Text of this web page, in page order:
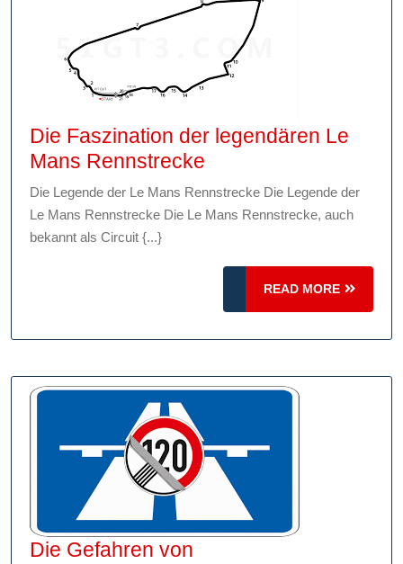
Die Faszination der legendären Le
Mans Rennstrecke
Faszination
der
Le
Rennstrecke
Die Legende der Le Mans Rennstrecke Die Legende der
Le Mans Rennstrecke Die Le Mans Rennstrecke, auch
bekannt als Circuit {...}
READ MORE
READ
MORE
Die Gefahren von